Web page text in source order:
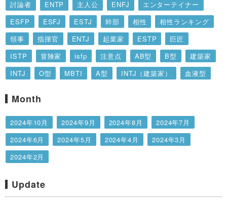
討論者
ENTP 主人公 ENFJ
エンターテイナー
ESFP
ESFJ ESTJ 幹部 相性
相性ランキング
領事
指揮官 ENTJ 起業家 ESTP
巨匠
ISTP
冒険家 isfp 注意点 AB型 B型
建築家
INTJ
O型 MBTI A型 INTJ（建築家）
血液型
論理学者
INTP 運動家 ENFP
Month
2024年10月 2024年9月 2024年8月
2024年7月
2024年6月
2024年5月 2024年4月
2024年3月
2024年2月
Update